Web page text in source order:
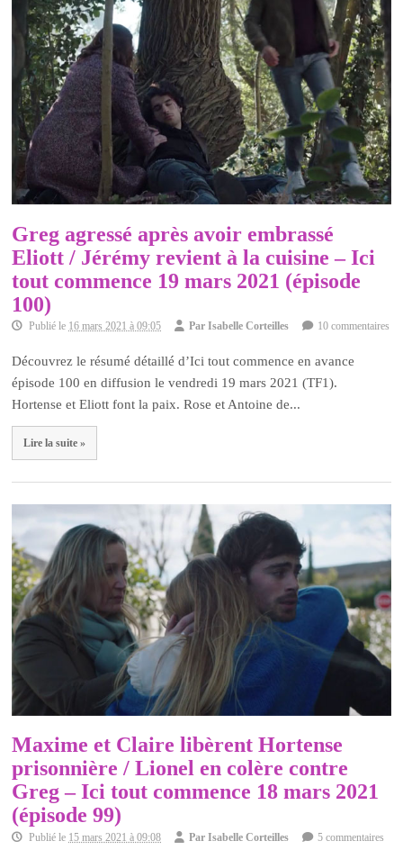
Greg agressé après avoir embrassé
Eliott / Jérémy revient à la cuisine – Ici
tout commence 19 mars 2021 (épisode
100)
Publié le 16 mars 2021 à 09:05 ParIsabelle Corteilles 10 commentaires
Découvrez le résumé détaillé d’Ici tout commence en avance
épisode 100 en diffusion le vendredi 19 mars 2021 (TF1).
Hortense et Eliott font la paix. Rose et Antoine de...
Lire la suite »
Maxime et Claire libèrent Hortense
prisonnière / Lionel en colère contre
Greg – Ici tout commence 18 mars 2021
(épisode 99)
Publié le 15 mars 2021 à 09:08 ParIsabelle Corteilles 5 commentaires